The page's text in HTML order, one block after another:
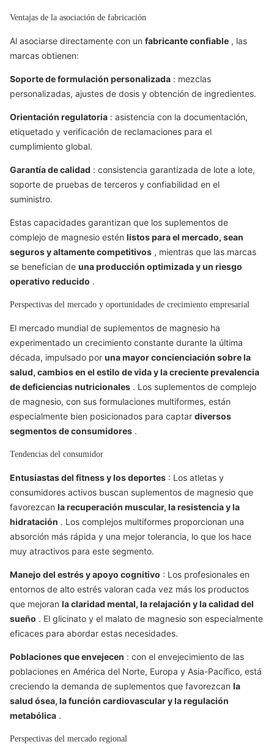
Ventajas de la asociación de fabricación
Al asociarse directamente con un fabricante confiable , las
marcas obtienen:
Soporte de formulación personalizada : mezclas
personalizadas, ajustes de dosis y obtención de ingredientes.
Orientación regulatoria : asistencia con la documentación,
etiquetado y verificación de reclamaciones para el
cumplimiento global.
Garantía de calidad : consistencia garantizada de lote a lote,
soporte de pruebas de terceros y confiabilidad en el
suministro.
Estas capacidades garantizan que los suplementos de
complejo de magnesio estén listos para el mercado, sean
seguros y altamente competitivos , mientras que las marcas
se benefician de una producción optimizada y un riesgo
operativo reducido .
Perspectivas del mercado y oportunidades de crecimiento empresarial
El mercado mundial de suplementos de magnesio ha
experimentado un crecimiento constante durante la última
década, impulsado por una mayor concienciación sobre la
salud, cambios en el estilo de vida y la creciente prevalencia
de deficiencias nutricionales . Los suplementos de complejo
de magnesio, con sus formulaciones multiformes, están
especialmente bien posicionados para captar diversos
segmentos de consumidores .
Tendencias del consumidor
Entusiastas del fitness y los deportes : Los atletas y
consumidores activos buscan suplementos de magnesio que
favorezcan la recuperación muscular, la resistencia y la
hidratación . Los complejos multiformes proporcionan una
absorción más rápida y una mejor tolerancia, lo que los hace
muy atractivos para este segmento.
Manejo del estrés y apoyo cognitivo : Los profesionales en
entornos de alto estrés valoran cada vez más los productos
que mejoran la claridad mental, la relajación y la calidad del
sueño . El glicinato y el malato de magnesio son especialmente
eficaces para abordar estas necesidades.
Poblaciones que envejecen : con el envejecimiento de las
poblaciones en América del Norte, Europa y Asia-Pacífico, está
creciendo la demanda de suplementos que favorezcan la
salud ósea, la función cardiovascular y la regulación
metabólica .
Perspectivas del mercado regional